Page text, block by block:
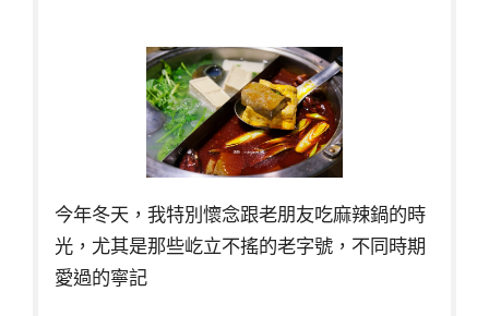
今年冬天，我特別懷念跟老朋友吃麻辣鍋的時
光，尤其是那些屹立不搖的老字號，不同時期
愛過的寧記